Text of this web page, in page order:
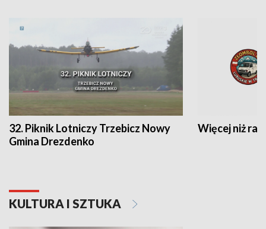
32. Piknik Lotniczy Trzebicz Nowy
Gmina Drezdenko
Więcej niż rajd
KULTURA I SZTUKA